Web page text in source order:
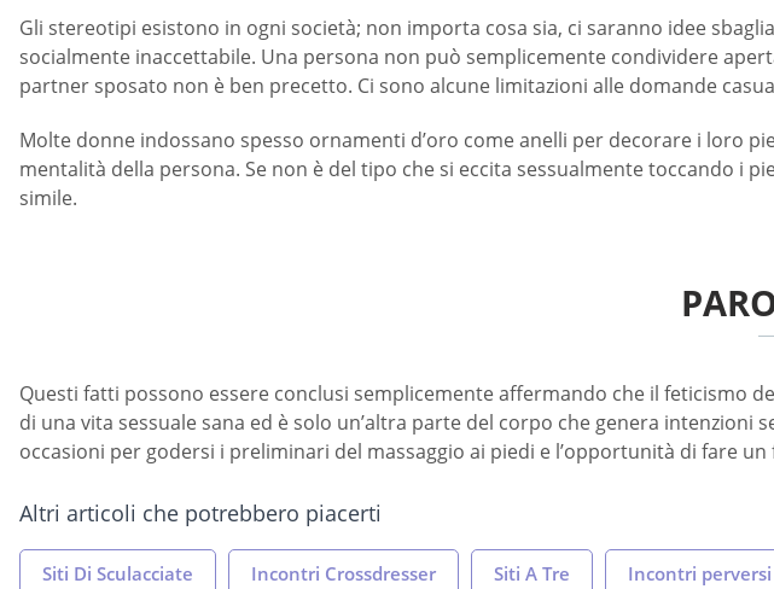
Gli stereotipi esistono in ogni società; non importa cosa sia, ci saranno idee
socialmente inaccettabile. Una persona non può semplicemente condividere
partner sposato non è ben precetto. Ci sono alcune limitazioni alle domande
Molte donne indossano spesso ornamenti d’oro come anelli per decorare i loro
mentalità della persona. Se non è del tipo che si eccita sessualmente toccando i
simile.
Questi fatti possono essere conclusi semplicemente affermando che il feticismo
di una vita sessuale sana ed è solo un’altra parte del corpo che genera intenzioni
occasioni per godersi i preliminari del massaggio ai piedi e l’opportunità di fare
Altri articoli che potrebbero piacerti
Siti Di Sculacciate Incontri Crossdresser Siti A Tre Incontri perversi